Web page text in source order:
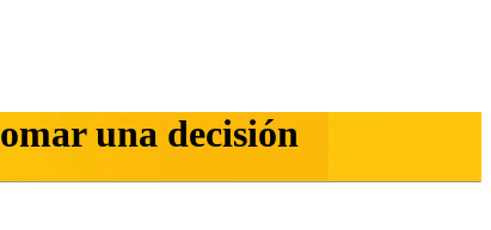
una decisión